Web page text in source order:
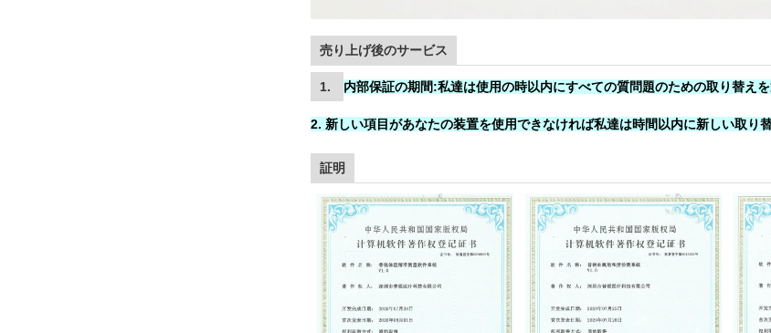
売り上げ後のサービス
1. 内部保証の期間:私達は使用の時以内にすべての質問題のための取り替え
2. 新しい項目があなたの装置を使用できなければ私達は時間以内に新しい取り
証明